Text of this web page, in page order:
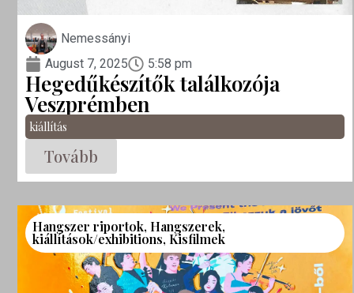
Nemessányi
August 7, 2025
5:58 pm
Hegedűkészítők találkozója
Veszprémben
kiállítás
Tovább
Hangszer riportok, Hangszerek,
kiállítások/exhibitions, Kisfilmek